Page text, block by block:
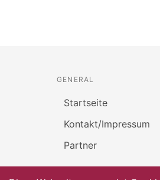
GENERAL
Startseite
Kontakt/Impressum
Partner